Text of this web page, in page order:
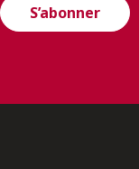
S’abonner